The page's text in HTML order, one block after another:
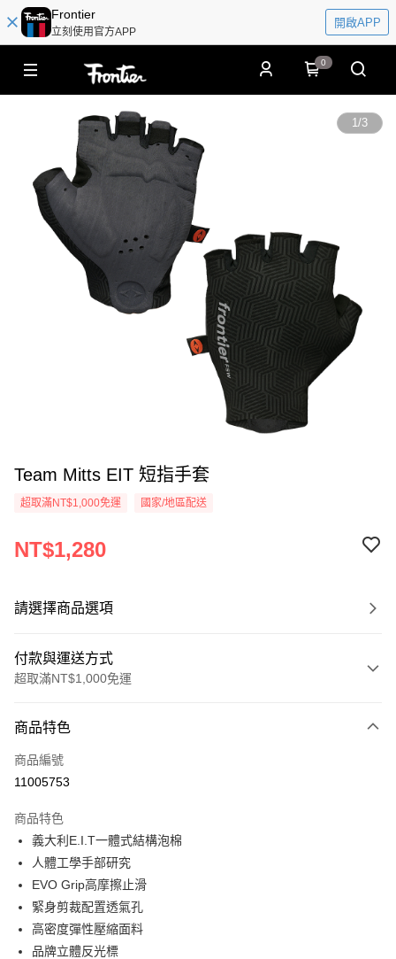
Frontier
立刻使用官方APP
開啟APP
0
1/3
Team Mitts EIT 短指手套
超取滿NT$1,000免運 國家/地區配送
NT$1,280
請選擇商品選項
付款與運送方式
超取滿NT$1,000免運
信用卡一次付款
LINE Pay
街口支付
悠遊付
Google Pay
全盈+PAY
商品特色
商品編號
11005753
商品特色
義大利E.I.T一體式結構泡棉
人體工學手部研究
EVO Grip高摩擦止滑
緊身剪裁配置透氣孔
高密度彈性壓縮面料
品牌立體反光標